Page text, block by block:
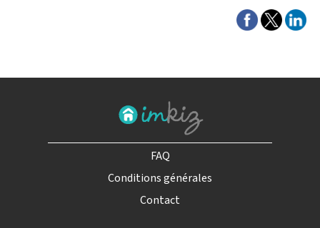
FAQ
Conditions générales
Contact